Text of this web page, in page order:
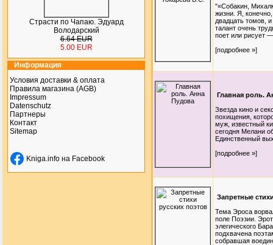
Страсти по Чапаю. Эдуард
Володарский
6.64 EUR
5.00 EUR
Информация
Условия доставки & оплата
Правила магазина (AGB)
Impressum
Datenschutz
Партнеры
Контакт
Sitemap
Kniga.info на Facebook
"«Собакин,
жизни. Я,
двадцать томов,
талант очень
поет или рисует
[подробнее »]
Главная роль.
Звезда кино и
похищения,
муж, известный
сегодня Мелани
Единственный
[подробнее »]
Запретные
Тема Эроса
поле Поэзии.
элегического
подхвачена
собравшая